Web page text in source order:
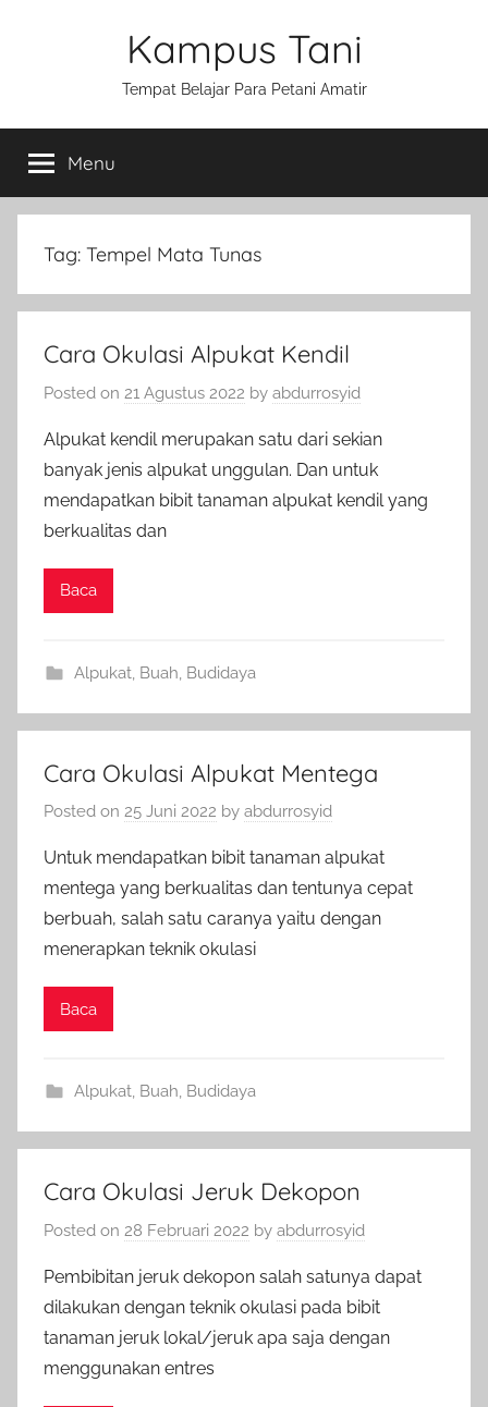
Kampus Tani
Tempat Belajar Para Petani Amatir
Menu
Tag: Tempel Mata Tunas
Cara Okulasi Alpukat Kendil
Posted on 21 Agustus 2022 by abdurrosyid
Alpukat kendil merupakan satu dari sekian
banyak jenis alpukat unggulan. Dan untuk
mendapatkan bibit tanaman alpukat kendil yang
berkualitas dan
Baca
Alpukat, Buah Budidaya
Cara Okulasi Alpukat Mentega
Posted on 25 Juni 2022 by abdurrosyid
Untuk mendapatkan bibit tanaman alpukat
mentega yang berkualitas dan tentunya cepat
berbuah, salah satu caranya yaitu dengan
menerapkan teknik okulasi
Baca
Alpukat, Buah, Budidaya
Cara Okulasi Jeruk Dekopon
Posted on 28 Februari 2022 by abdurrosyid
Pembibitan jeruk dekopon salah satunya dapat
dilakukan dengan teknik okulasi pada bibit
tanaman jeruk lokal/jeruk apa saja dengan
menggunakan entres